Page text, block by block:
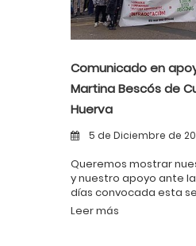
Comunicado en
Martina Bescós de
Huerva
5 de Diciembre de
Queremos mostrar
y nuestro apoyo ante
días convocada esta
Leer más